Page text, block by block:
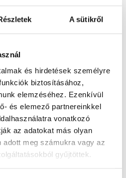
A sütikről
és hirdetések személyre
biztosításához,
elemzéséhez. Ezenkívül
és elemező partnereinkkel
vonatkozó
az adatokat más olyan
adott meg számukra vagy az
gyűjtöttek.
megbízható
most!